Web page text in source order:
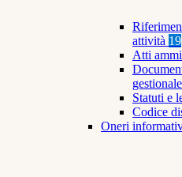
attività 19
Atti
gestionale
Statuti e
Codice
Oneri